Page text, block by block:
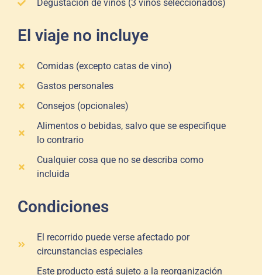
Degustación de vinos (3 vinos seleccionados)
El viaje no incluye
Comidas (excepto catas de vino)
Gastos personales
Consejos (opcionales)
Alimentos o bebidas, salvo que se especifique
lo contrario
Cualquier cosa que no se describa como
incluida
Condiciones
El recorrido puede verse afectado por
circunstancias especiales
Este producto está sujeto a la reorganización